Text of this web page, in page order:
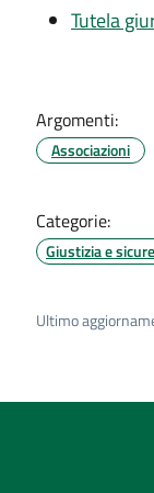
Tutela
Argomenti:
Associazioni
Categorie:
Giustizia e
Ultimo